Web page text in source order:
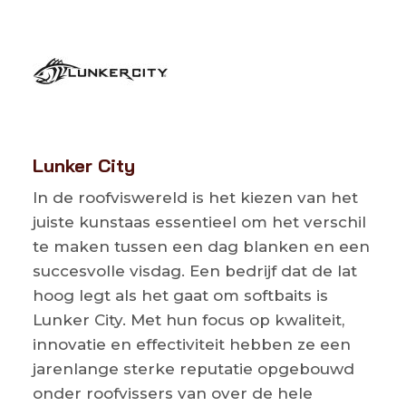
Lunker City
In de roofviswereld is het kiezen van het
juiste kunstaas essentieel om het verschil
te maken tussen een dag blanken en een
succesvolle visdag. Een bedrijf dat de lat
hoog legt als het gaat om softbaits is
Lunker City. Met hun focus op kwaliteit,
innovatie en effectiviteit hebben ze een
jarenlange sterke reputatie opgebouwd
onder roofvissers van over de hele